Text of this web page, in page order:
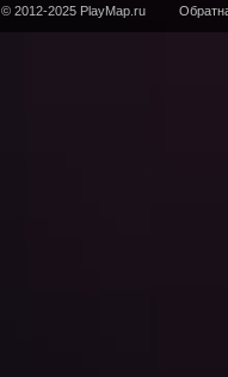
© 2012-2025 PlayMap.ru